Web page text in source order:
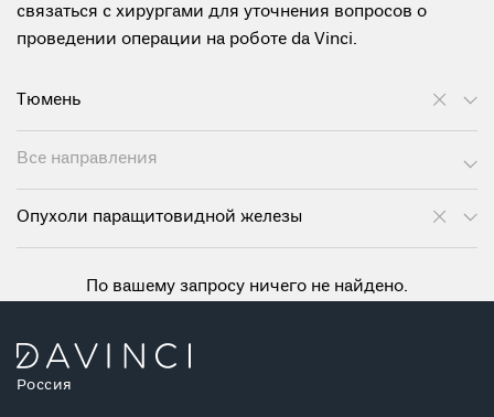
связаться с хирургами для уточнения вопросов о
проведении операции на роботе da Vinci.
Тюмень
Все направления
Опухоли паращитовидной железы
По вашему запросу ничего не найдено.
Россия